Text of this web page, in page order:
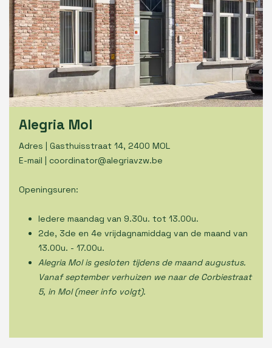
Alegria Mol
Adres | Gasthuisstraat 14, 2400 MOL
E-mail | coordinator@alegriavzw.be
Openingsuren:
Iedere maandag van 9.30u. tot 13.00u.
2de, 3de en 4e vrijdagnamiddag van de maand van
13.00u. - 17.00u.
Alegria Mol is gesloten tijdens de maand augustus.
Vanaf september verhuizen we naar de Corbiestraat
5, in Mol (meer info volgt).